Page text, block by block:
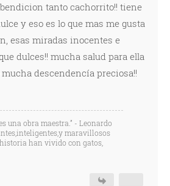
tanto cachorrito!! tiene
y eso es lo que mas me gusta
esas miradas inocentes e
dulces!! mucha salud para ella
descendencía preciosa!!
una obra maestra.” - Leonardo
maravillosos
han vivido con gatos,